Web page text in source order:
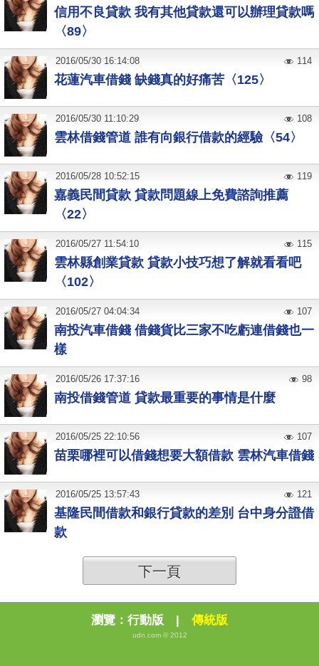
信用不良貸款 我有其他貸款還可以辦理貸款嗎
〈89〉
花蓮汽車借錢 缺錢真的好痛苦〈125〉
2016/05/30 16:14:08 114
雲林借錢管道 誰有向銀行借款的經驗〈54〉
2016/05/30 11:10:29 108
嘉義民間貸款 貸款問題線上免費諮詢推薦
〈22〉
2016/05/28 10:52:15 119
雲林縣創業貸款 貸款小技巧想了解就看看吧
〈102〉
2016/05/27 11:54:10 115
南投汽車借錢 借錢貨比三家不吃虧連借錢也一
樣
2016/05/27 04:04:34 107
南投借錢管道 貸款最重要的事情是什麼
2016/05/26 17:37:16 98
苗栗哪裡可以借錢想要大額借款 雲林汽車借錢
2016/05/25 22:10:56 107
基隆民間借款和銀行貸款的差別 台中身分證借
款
2016/05/25 13:57:43 121
下一頁
瀏覽： 行動版 | 傳統版
udn.com © 2012